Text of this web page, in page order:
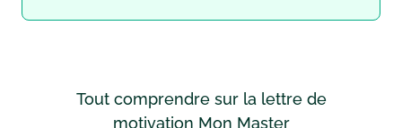
Tout comprendre sur la lettre de
motivation Mon Master